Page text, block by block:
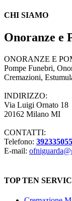
CHI SIAMO
Onoranze e
ONORANZE E
Pompe Funebri,
Cremazioni,
INDIRIZZO:
Via Luigi Ornato 18
20162 Milano MI
CONTATTI:
Telefono:
E-mail:
TOP TEN